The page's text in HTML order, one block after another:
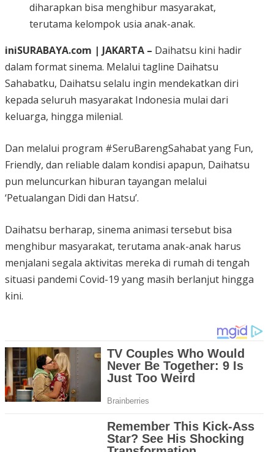
diharapkan bisa menghibur masyarakat,
terutama kelompok usia anak-anak.
iniSURABAYA.com | JAKARTA – Daihatsu kini hadir
dalam format sinema. Melalui tagline Daihatsu
Sahabatku, Daihatsu selalu ingin mendekatkan diri
kepada seluruh masyarakat Indonesia mulai dari
keluarga, hingga milenial.
Dan melalui program #SeruBarengSahabat yang Fun,
Friendly, dan reliable dalam kondisi apapun, Daihatsu
pun meluncurkan hiburan tayangan melalui
‘Petualangan Didi dan Hatsu’.
Daihatsu berharap, sinema animasi tersebut bisa
menghibur masyarakat, terutama anak-anak harus
menjalani segala aktivitas mereka di rumah di tengah
situasi pandemi Covid-19 yang masih berlanjut hingga
kini.